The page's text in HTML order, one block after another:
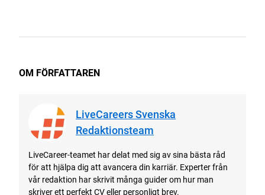
OM FÖRFATTAREN
LiveCareers Svenska
Redaktionsteam
LiveCareer-teamet har delat med sig av sina bästa råd
för att hjälpa dig att avancera din karriär. Experter från
vår redaktion har skrivit många guider om hur man
skriver ett perfekt CV eller personligt brev.